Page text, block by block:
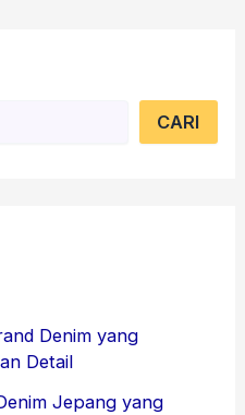
CARI
Denim yang
Detail
Jepang yang